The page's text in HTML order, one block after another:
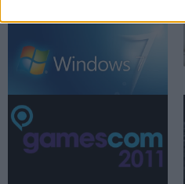
Οικιακή δικτύωση Multi-
Gigabit: με εξοπλισμό TP-
Windows 7, Windows 8.1:
συνταξιοδότηση επίσημη